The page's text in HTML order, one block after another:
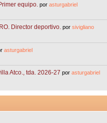
equipo. porasturgabriel
Director deportivo. porsivigliano
asturgabriel
Atco., tda. 2026-27 porasturgabriel